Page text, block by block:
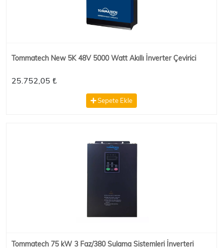
Tommatech New 5K 48V 5000 Watt Akıllı İnverter Çevirici
25.752,05 ₺
Sepete Ekle
Tommatech 75 kW 3 Faz/380 Sulama Sistemleri İnverteri